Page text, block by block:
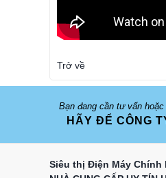
Trở về
Bạn đang cần tư vấn
HÃY ĐỂ CÔNG
Siêu thị Điện Máy Chính